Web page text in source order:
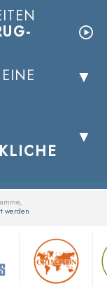
werden